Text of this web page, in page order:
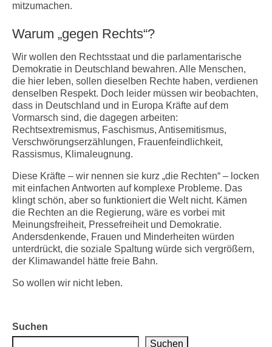
mitzumachen.
Warum „gegen Rechts“?
Wir wollen den Rechtsstaat und die parlamentarische
Demokratie in Deutschland bewahren. Alle Menschen,
die hier leben, sollen dieselben Rechte haben, verdienen
denselben Respekt. Doch leider müssen wir beobachten,
dass in Deutschland und in Europa Kräfte auf dem
Vormarsch sind, die dagegen arbeiten:
Rechtsextremismus, Faschismus, Antisemitismus,
Verschwörungserzählungen, Frauenfeindlichkeit,
Rassismus, Klimaleugnung.
Diese Kräfte – wir nennen sie kurz „die Rechten“ – locken
mit einfachen Antworten auf komplexe Probleme. Das
klingt schön, aber so funktioniert die Welt nicht. Kämen
die Rechten an die Regierung, wäre es vorbei mit
Meinungsfreiheit, Pressefreiheit und Demokratie.
Andersdenkende, Frauen und Minderheiten würden
unterdrückt, die soziale Spaltung würde sich vergrößern,
der Klimawandel hätte freie Bahn.
So wollen wir nicht leben.
Suchen
Suchen